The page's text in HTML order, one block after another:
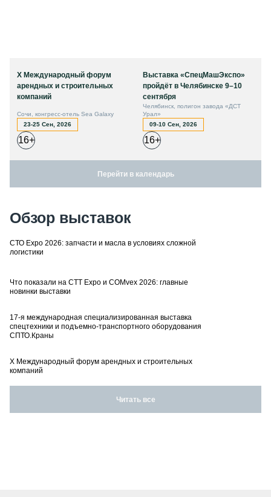
X Международный форум
арендных и строительных
компаний
Сочи, конгресс-отель Sea Galaxy
23-25 Сен, 2026
16+
Выставка «СпецМашЭкспо»
пройдёт в Челябинске 9–10
сентября
Челябинск, полигон завода «ДСТ
Урал»
09-10 Сен, 2026
16+
Перейти в календарь
Обзор выставок
СТО Expo 2026: запчасти и масла в условиях сложной
логистики
Что показали на CTT Expo и COMvex 2026: главные
новинки выставки
17-я международная специализированная выставка
спецтехники и подъемно-транспортного оборудования
СПТО.Краны
X Международный форум арендных и строительных
компаний
Читать все